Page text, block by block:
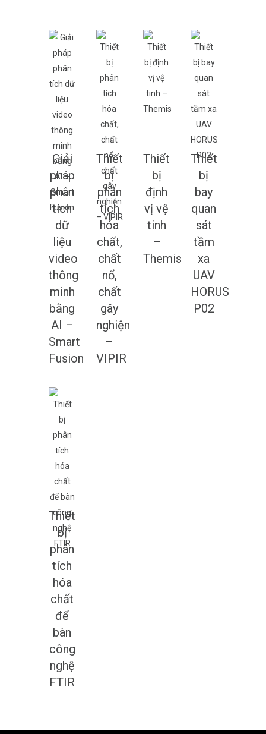
Giải
pháp
phân
tích
dữ
liệu
video
thông
minh
bằng
AI –
Smart
Fusion
Thiết
bị
phân
tích
hóa
chất,
chất
nổ,
chất
gây
nghiện
–
VIPIR
Thiết
bị
định
vị vệ
tinh
–
Themis
Thiết
bị
bay
quan
sát
tầm
xa
UAV
HORUS
P02
Thiết
bị
phân
tích
hóa
chất
để
bàn
công
nghệ
FTIR